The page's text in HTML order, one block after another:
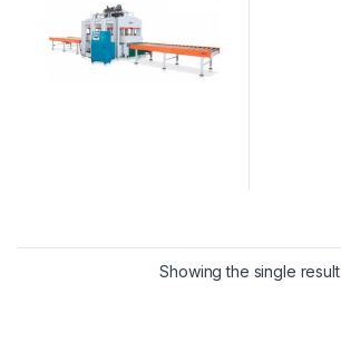
Showing the single result